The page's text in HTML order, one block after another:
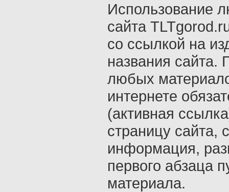
Использование
сайта
со ссылкой на
названия сайта.
любых
интернете
(активная
страницу сайта,
информация,
первого абзаца
материала.